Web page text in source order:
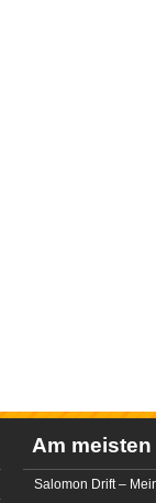
Am meisten
Salomon Drift –